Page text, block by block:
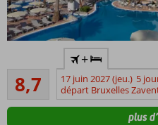
uniquement,
minimum 18
ans
À
8,7
Recommandé
80
commentaires
+
17 juin 2027 (jeu.) 5
départ Bruxelles
plus